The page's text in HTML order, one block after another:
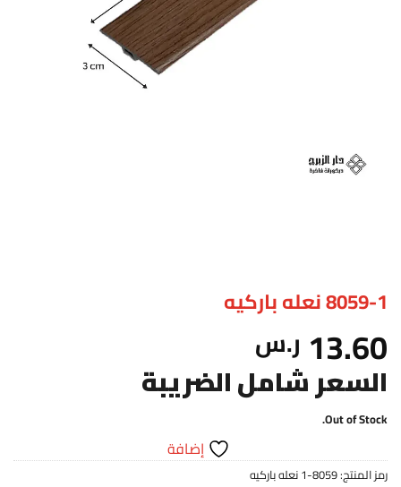
8059-1 نعله باركيه
13.60 ر.س
السعر شامل الضريبة
Out of Stock.
إضافة
رمز المنتج:8059-1 نعله باركيه